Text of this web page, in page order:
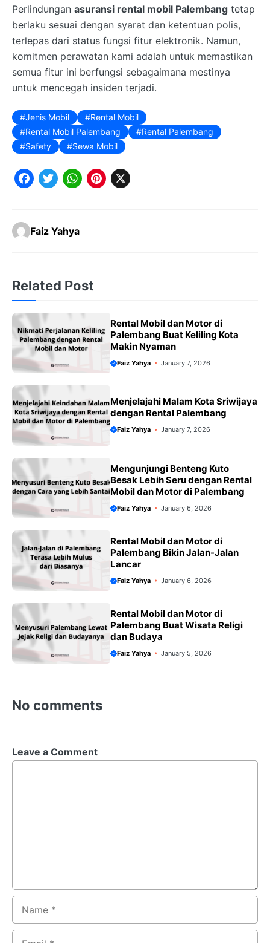
Perlindungan asuransi rental mobil Palembang tetap
berlaku sesuai dengan syarat dan ketentuan polis,
terlepas dari status fungsi fitur elektronik. Namun,
komitmen perawatan kami adalah untuk memastikan
semua fitur ini berfungsi sebagaimana mestinya
untuk mencegah insiden terjadi.
Jenis Mobil
Rental Mobil
Rental Mobil Palembang
Rental Palembang
Safety
Sewa Mobil
F
c
e
o
o
k
T
t
r
W
t
A
p
p
P
r
e
t
X
Faiz Yahya
Related Post
Rental Mobil dan Motor di
Palembang Buat Keliling Kota
Makin Nyaman
Faiz Yahya January 7, 2026
Menjelajahi Malam Kota Sriwijaya
dengan Rental Palembang
Faiz Yahya January 7, 2026
Mengunjungi Benteng Kuto
Besak Lebih Seru dengan Rental
Mobil dan Motor di Palembang
Faiz Yahya January 6, 2026
Rental Mobil dan Motor di
Palembang Bikin Jalan-Jalan
Lancar
Faiz Yahya January 6, 2026
Rental Mobil dan Motor di
Palembang Buat Wisata Religi
dan Budaya
Faiz Yahya January 5, 2026
No comments
Leave a Comment
Comment
Name
Email